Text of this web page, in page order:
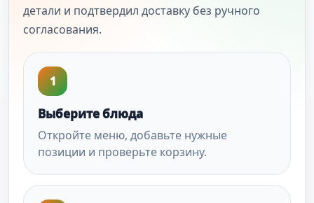
детали и подтвердил доставку без ручного
согласования.
1
Выберите блюда
Откройте меню, добавьте нужные
позиции и проверьте корзину.